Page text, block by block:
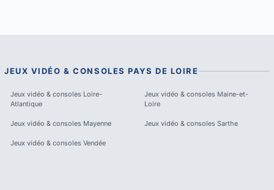
JEUX VIDÉO & CONSOLES PAYS DE LOIRE
Jeux vidéo & consoles Loire-
Atlantique
Jeux vidéo & consoles Maine-et-
Loire
Jeux vidéo & consoles Mayenne Jeux vidéo & consoles Sarthe
Jeux vidéo & consoles Vendée